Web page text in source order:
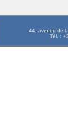
44, avenue de
Tél. :